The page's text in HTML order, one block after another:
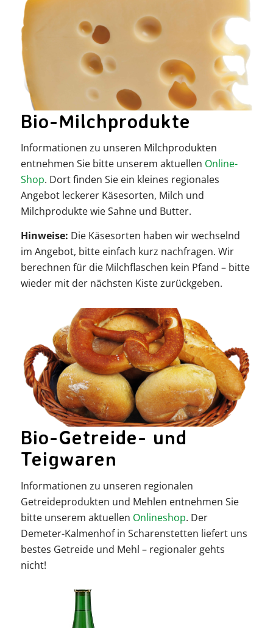
Bio-Milchprodukte
Informationen zu unseren Milchprodukten
entnehmen Sie bitte unserem aktuellen Online-
Shop. Dort finden Sie ein kleines regionales
Angebot leckerer Käsesorten, Milch und
Milchprodukte wie Sahne und Butter.
Hinweise: Die Käsesorten haben wir wechselnd
im Angebot, bitte einfach kurz nachfragen. Wir
berechnen für die Milchflaschen kein Pfand – bitte
wieder mit der nächsten Kiste zurückgeben.
Bio-Getreide- und
Teigwaren
Informationen zu unseren regionalen
Getreideprodukten und Mehlen entnehmen Sie
bitte unserem aktuellen Onlineshop. Der
Demeter-Kalmenhof in Scharenstetten liefert uns
bestes Getreide und Mehl – regionaler gehts
nicht!